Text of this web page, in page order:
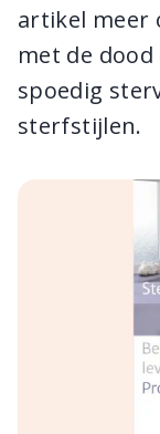
artikel meer
met de
spoedig
sterfstijlen.